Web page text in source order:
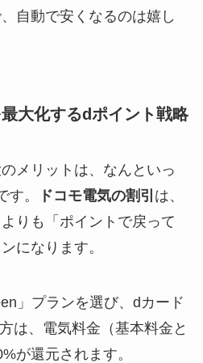
自動で安くなるのは嬉し
大化するdポイント戦略
メリットは、なんといっ
。
ドコモ電気の割引 は、
りも「ポイントで戻って
になります。
」プランを選び、dカード
は、電気料金（基本料金と
が還元されます。